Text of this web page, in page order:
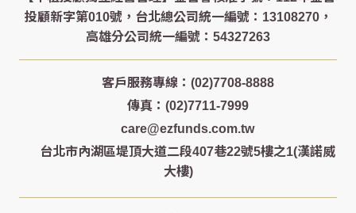
客戶服務專線：(02)7708-8888
傳真：(02)7711-7999
care@ezfunds.com.tw
台北市內湖區堤頂大道二段407巷22號5樓之1(漢諾威
大樓)